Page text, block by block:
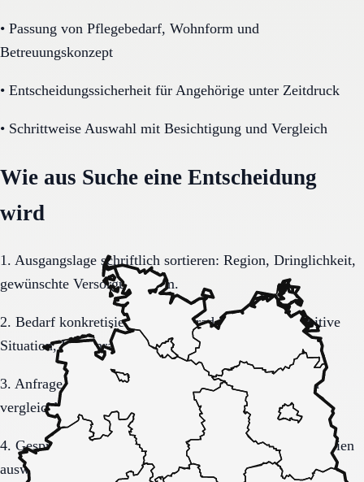
• Passung von Pflegebedarf, Wohnform und
Betreuungskonzept
• Entscheidungssicherheit für Angehörige unter Zeitdruck
• Schrittweise Auswahl mit Besichtigung und Vergleich
Wie aus Suche eine Entscheidung
wird
1. Ausgangslage schriftlich sortieren: Region, Dringlichkeit,
gewünschte Versorgungsform.
2. Bedarf konkretisieren: Pflegegrad, Mobilität, kognitive
Situation, Kostenrahmen.
3. Anfrage sauber formulieren, damit Rückmeldungen
vergleichbar bleiben.
4. Gespräche und Besichtigungen mit festen Muss-Kriterien
auswerten.